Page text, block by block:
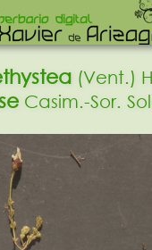
(Vent.)
Casim.-Sor.